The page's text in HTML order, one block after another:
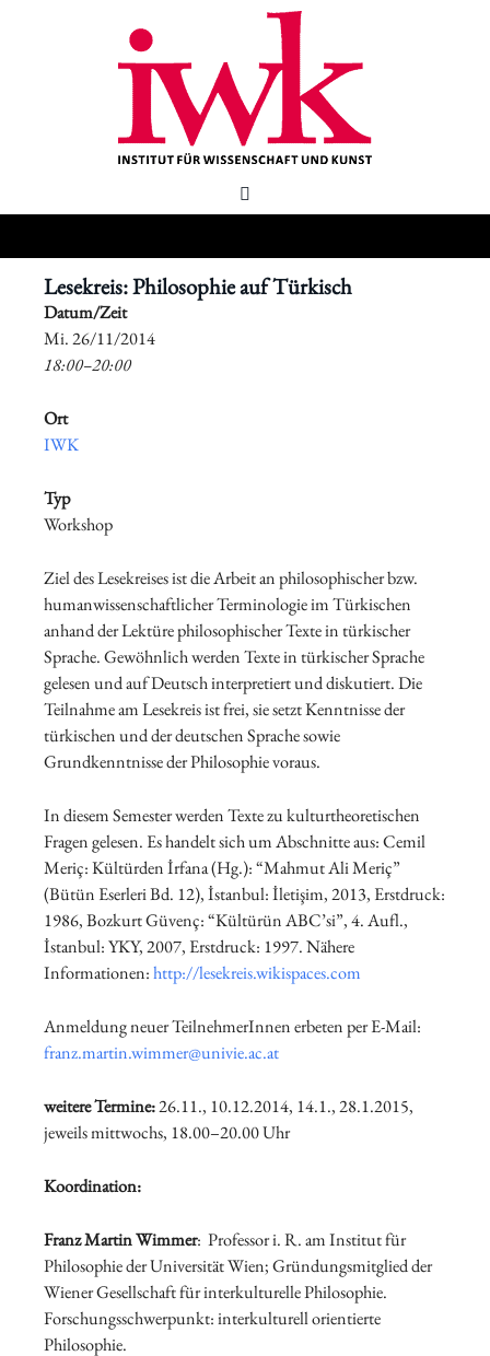
Lesekreis: Philosophie auf Türkisch
Datum/Zeit
​Mi. 26/11/2014
18:00–20:00
Ort
IWK
Typ
Workshop
Ziel des Lesekreises ist die Arbeit an philosophischer bzw.
humanwissenschaftlicher Terminologie im Türkischen
anhand der Lektüre philosophischer Texte in türkischer
Sprache. Gewöhnlich werden Texte in türkischer Sprache
gelesen und auf Deutsch interpretiert und diskutiert. Die
Teilnahme am Lesekreis ist frei, sie setzt Kenntnisse der
türkischen und der deutschen Sprache sowie
Grundkenntnisse der Philosophie voraus.
In diesem Semester werden Texte zu kulturtheoretischen
Fragen gelesen. Es handelt sich um Abschnitte aus: Cemil
Meriç: Kültürden İrfana (Hg.): “Mahmut Ali Meriç”
(Bütün Eserleri Bd. 12), İstanbul: İletişim, 2013, Erstdruck:
1986, Bozkurt Güvenç: “Kültürün ABC’si”, 4. Aufl.,
İstanbul: YKY, 2007, Erstdruck: 1997. Nähere
Informationen:http://lesekreis.wikispaces.com
Anmeldung neuer TeilnehmerInnen erbeten per E-Mail:
franz.martin.wimmer@univie.ac.at
weitere Termine:26.11., 10.12.2014, 14.1., 28.1.2015,
jeweils mittwochs, 18.00–20.00 Uhr
Koordination:
Franz Martin Wimmer: Professor i. R. am Institut für
Philosophie der Universität Wien; Gründungsmitglied der
Wiener Gesellschaft für interkulturelle Philosophie.
Forschungsschwerpunkt: interkulturell orientierte
Philosophie.